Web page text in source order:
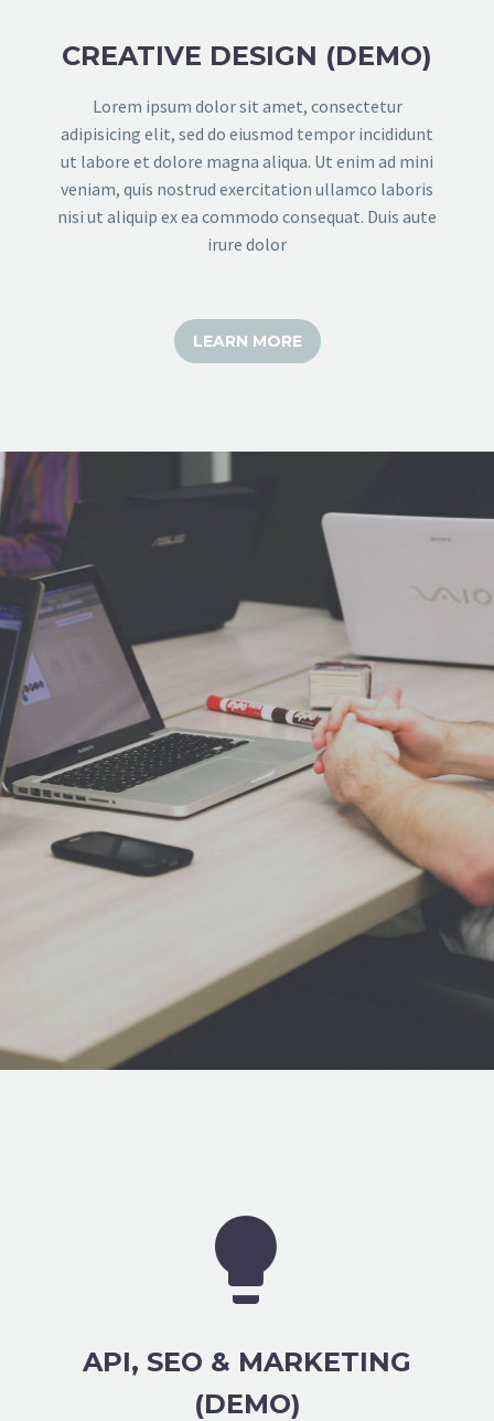
CREATIVE DESIGN (DEMO)
Lorem ipsum dolor sit amet, consectetur
adipisicing elit, sed do eiusmod tempor incididunt
ut labore et dolore magna aliqua. Ut enim ad mini
veniam, quis nostrud exercitation ullamco laboris
nisi ut aliquip ex ea commodo consequat. Duis aute
irure dolor
LEARN MORE


API, SEO & MARKETING
(DEMO)